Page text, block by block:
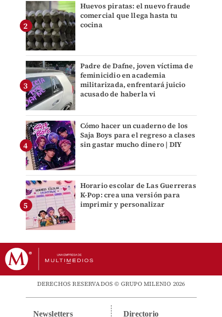
Huevos piratas: el nuevo fraude
comercial que llega hasta tu
cocina
Padre de Dafne, joven víctima de
feminicidio en academia
militarizada, enfrentará juicio
acusado de haberla vi
Cómo hacer un cuaderno de los
Saja Boys para el regreso a clases
sin gastar mucho dinero | DIY
Horario escolar de Las Guerreras
K-Pop: crea una versión para
imprimir y personalizar
DERECHOS RESERVADOS © GRUPO MILENIO 2026
Newsletters Directorio